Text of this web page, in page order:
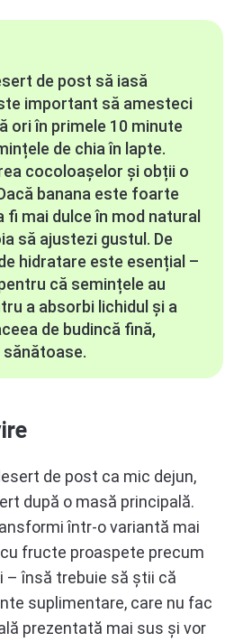
de post să iasă
important să amesteci
ori în primele 10 minute
de chia în lapte.
cocoloașelor și obții o
banana este foarte
fi mai dulce în mod natural
să ajustezi gustul. De
hidratare este esențial –
că semințele au
a absorbi lichidul și a
de budincă fină,
de post ca mic dejun,
după o masă principală.
într-o variantă mai
fructe proaspete precum
– însă trebuie să știi că
suplimentare, care nu fac
prezentată mai sus și vor